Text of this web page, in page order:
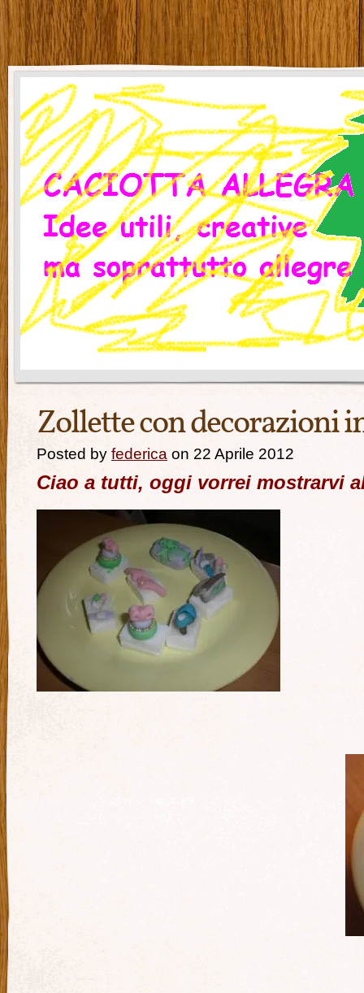
Zollette con decorazioni
Posted by federica on 22 Aprile 2012
Ciao a tutti, oggi vorrei mostrarvi